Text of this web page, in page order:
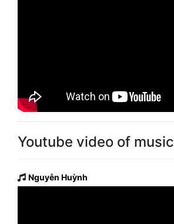
Youtube video of music
Nguyễn Huỳnh